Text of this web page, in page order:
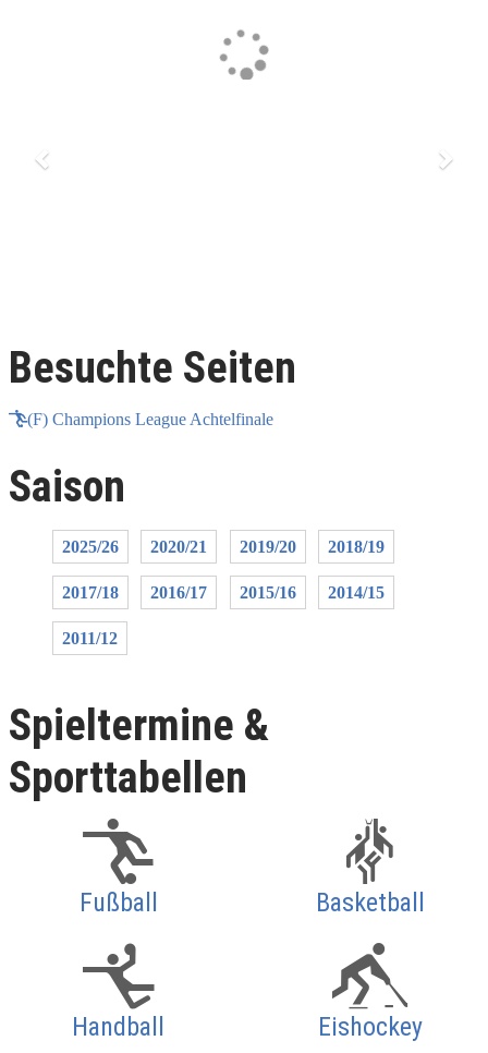
Besuchte Seiten
(F) Champions League Achtelfinale
Saison
2025/26 2020/21 2019/20 2018/19
2017/18 2016/17 2015/16 2014/15
2011/12
Spieltermine &
Sporttabellen
Fußball Basketball
Handball Eishockey